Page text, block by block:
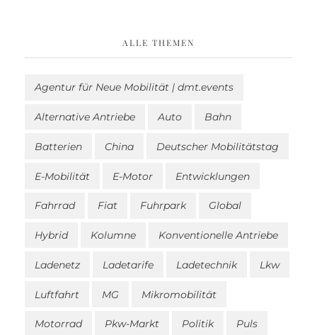
ALLE THEMEN
Agentur für Neue Mobilität | dmt.events
Alternative Antriebe Auto Bahn
Batterien China Deutscher Mobilitätstag
E-Mobilität E-Motor Entwicklungen
Fahrrad Fiat Fuhrpark Global
Hybrid Kolumne Konventionelle Antriebe
Ladenetz Ladetarife Ladetechnik Lkw
Luftfahrt MG Mikromobilität
Motorrad Pkw-Markt Politik Puls